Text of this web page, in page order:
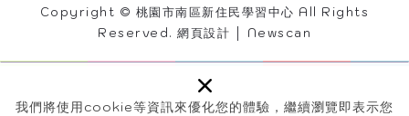
我們將使用cookie等資訊來優化您的體驗，繼續瀏覽即表示您
×
Copyright © 桃園市南區新住民學習中心 All Rights
Reserved. 網頁設計 │ Newscan